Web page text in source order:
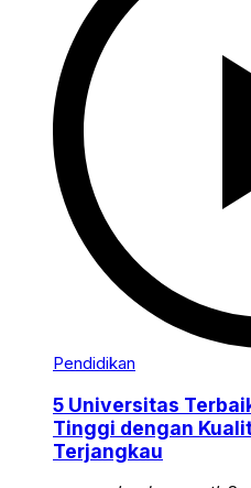
Pendidikan
5 Universitas
Tinggi dengan
Terjangkau